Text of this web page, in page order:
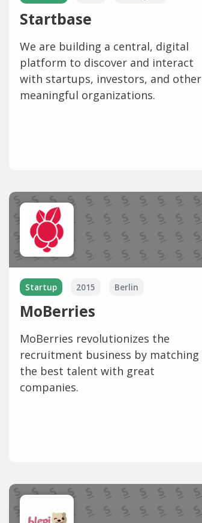
Startbase
We are building a central, digital
platform to discover and interact
with startups, investors, and other
meaningful organizations.
Startup 2015 Berlin
MoBerries
MoBerries revolutionizes the
recruitment business by matching
the best talent with great
companies.